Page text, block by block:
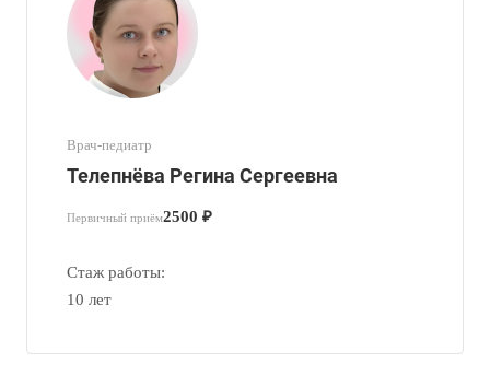
Врач-педиатр
Телепнёва Регина Сергеевна
Первичный приём2500 ₽
Стаж работы:
10 лет